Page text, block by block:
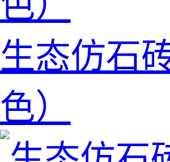
生态仿石
色）